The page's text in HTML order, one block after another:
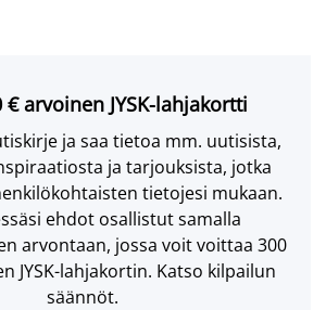
€ arvoinen JYSK-lahjakortti
ja saa tietoa mm. uutisista,
ja tarjouksista, jotka
tietojesi mukaan.
ehdot osallistut samalla
arvontaan, jossa voit voittaa 300
JYSK-lahjakortin. Katso kilpailun
säännöt.